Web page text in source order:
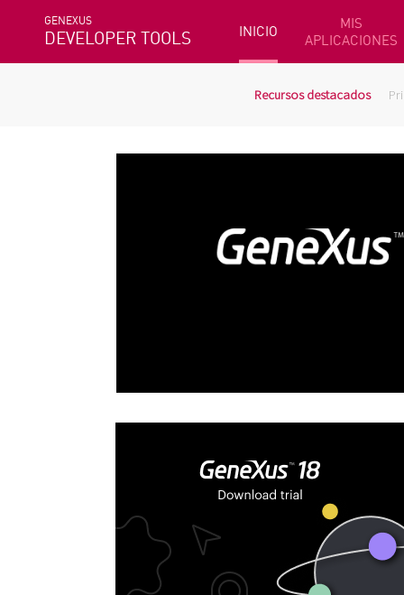
GENEXUS
DEVELOPER TOOLS INICIO
MIS
APLICACIONES
Recursos destacados